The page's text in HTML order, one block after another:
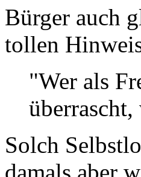
Bürger auch
tollen
"Wer als
Solch